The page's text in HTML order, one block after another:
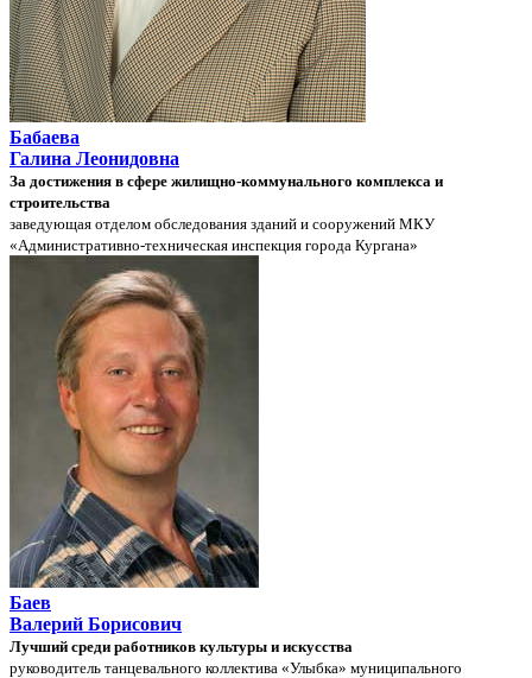
Бабаева
Галина Леонидовна
За достижения в сфере жилищно-коммунального комплекса и
строительства
заведующая отделом обследования зданий и сооружений МКУ
«Административно-техническая инспекция города Кургана»
Баев
Валерий Борисович
Лучший среди работников культуры и искусства
руководитель танцевального коллектива «Улыбка» муниципального